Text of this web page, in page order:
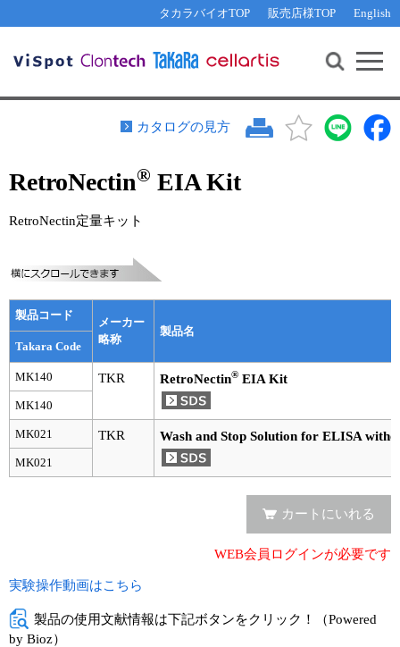
タカラバイオTOP 販売店様TOP English
機能解析・サイレンシング
PCR・等温増幅
リアルタイムPCR（qPCR）
装置・ソフトウェア
テクニカルサポートライン
その他 ライセンスに関するご相談
遺伝子組換え生物該当製品
研究支援ツール
Cut-Site Navigator 制限酵素切断サイトの検索
In-Fusion Cloning プライマー設計
抗体検索サイト
リアルタイムPCR （インターカレーター法）
リアルタイムPCR （プローブ法）
機器ソフトウェア・ベクター配列ダウンロード
実験ガイド
リアルタイムPCR実験ガイド
遺伝子検査ガイド（食品・水質・家畜他）
クローニング実験ガイド
細胞選択ガイド
お問い合わせ WEB会員登録
カタログの見方
RetroNectin® EIA Kit
RetroNectin定量キット
製品コード
メーカー
略称
製品名
Takara Code
MK140 TKR RetroNectin® EIA Kit
MK140
MK021 TKR Wash and Stop Solution for ELISA
MK021
実験操作動画はこちら
カートにいれる
WEB会員ログインが必要です
製品の使用文献情報は下記ボタンをクリック！（Powered
by Bioz）